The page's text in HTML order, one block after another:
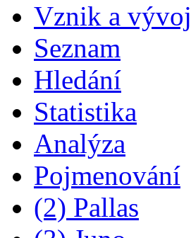
Vznik a vývoj
Seznam
Hledání
Statistika
Analýza
Pojmenování
(2) Pallas